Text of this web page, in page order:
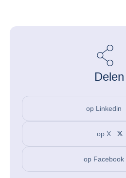
Delen
op Linkedin
op X
op Facebook